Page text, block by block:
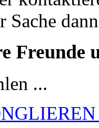
Sache
Freunde
...